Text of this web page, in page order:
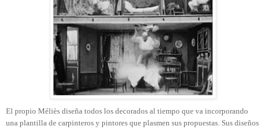
El propio Méliès diseña todos los decorados al tiempo que va incorporando
una plantilla de carpinteros y pintores que plasmen sus propuestas. Sus diseños